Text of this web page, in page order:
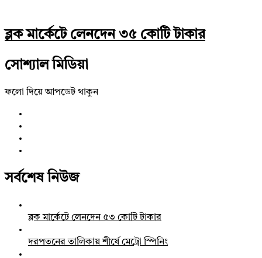
ব্লক মার্কেটে লেনদেন ৩৫ কোটি টাকার
সোশ্যাল মিডিয়া
ফলো দিয়ে আপডেট থাকুন
সর্বশেষ নিউজ
ব্লক মার্কেটে লেনদেন ৫৩ কোটি টাকার
দরপতনের তালিকায় শীর্ষে মেট্রো স্পিনিং